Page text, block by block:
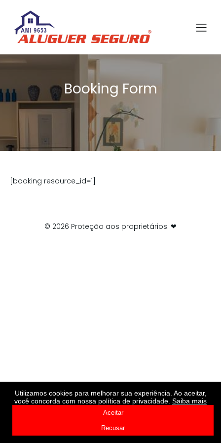
Booking Form
[booking resource_id=1]
© 2026 Proteção aos proprietários. ❤
Utilizamos cookies para melhorar sua experiência. Ao aceitar,
você concorda com nossa política de privacidade. Saiba mais
Aceitar
Recusar